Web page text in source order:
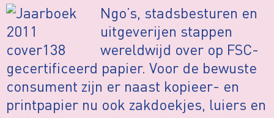
Ngo’s, stadsbesturen en
uitgeverijen stappen
wereldwijd over op FSC-
gecertificeerd papier. Voor de bewuste
consument zijn er naast kopieer- en
printpapier nu ook zakdoekjes, luiers en